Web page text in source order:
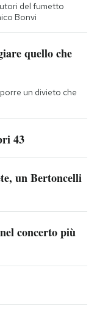
del fumetto
Bonvi
quello che
un divieto che
43
un Bertoncelli
concerto più